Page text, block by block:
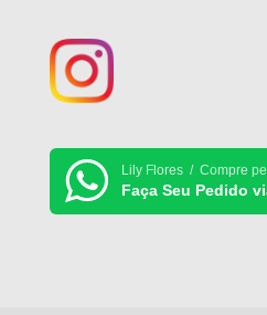
Lily Flores / Compre
Faça Seu Pedido